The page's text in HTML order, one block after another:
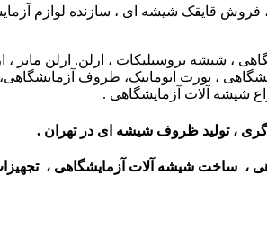
فروش قایقک شیشه ای ، سازنده لوازم
بروسیلیکات ، ارلن. ارلن مایر ،
، بورت اتوماتیک، ظروف
شیشه آلات آزمایشگاهی .
،تولید ظروف شیشه ای در تهران .
، ساخت شیشه آلات آزمایشگاهی ،